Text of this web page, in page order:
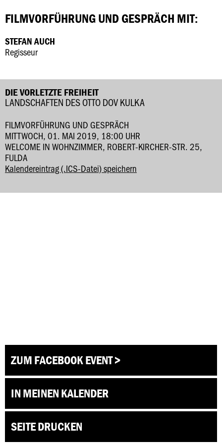
FILMVORFÜHRUNG UND GESPRÄCH MIT:
STEFAN AUCH
Regisseur
DIE VORLETZTE FREIHEIT
LANDSCHAFTEN DES OTTO DOV KULKA
FILMVORFÜHRUNG UND GESPRÄCH
MITTWOCH, 01. MAI 2019, 18:00 UHR
WELCOME IN WOHNZIMMER, ROBERT-KIRCHER-STR. 25,
FULDA
Kalendereintrag (.ICS-Datei) speichern
ZUM FACEBOOK EVENT >
IN MEINEN KALENDER
SEITE DRUCKEN